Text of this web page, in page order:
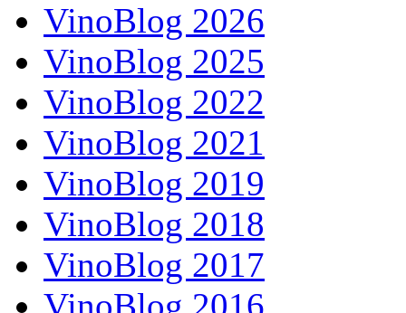
VinoBlog 2026
VinoBlog 2025
VinoBlog 2022
VinoBlog 2021
VinoBlog 2019
VinoBlog 2018
VinoBlog 2017